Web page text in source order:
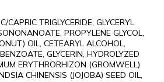
TRIGLYCERIDE, GLYCERYL
PROPYLENE GLYCOL,
OIL, CETEARYL ALCOHOL,
GLYCERIN, HYDROLYZED
ERYTHRORHIZON (GROMWELL)
CHINENSIS (JOJOBA) SEED OIL,